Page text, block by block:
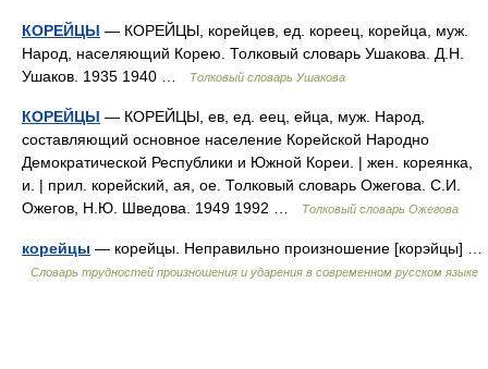
КОРЕЙЦЫ — КОРЕЙЦЫ, корейцев, ед. кореец, корейца, муж.
Народ, населяющий Корею. Толковый словарь Ушакова. Д.Н.
Ушаков. 1935 1940 …
Толковый словарь Ушакова
КОРЕЙЦЫ — КОРЕЙЦЫ, ев, ед. еец, ейца, муж. Народ,
составляющий основное население Корейской Народно
Демократической Республики и Южной Кореи. | жен. кореянка,
и. | прил. корейский, ая, ое. Толковый словарь Ожегова. С.И.
Ожегов, Н.Ю. Шведова. 1949 1992 …
Толковый словарь Ожегова
корейцы — корейцы. Неправильно произношение [корэйцы] …
Словарь трудностей произношения и ударения в современном русском языке